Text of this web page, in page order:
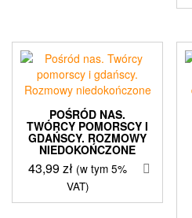
POŚRÓD NAS.
TWÓRCY POMORSCY I
GDAŃSCY. ROZMOWY
NIEDOKOŃCZONE
43,99zł (w tym 5%
VAT)